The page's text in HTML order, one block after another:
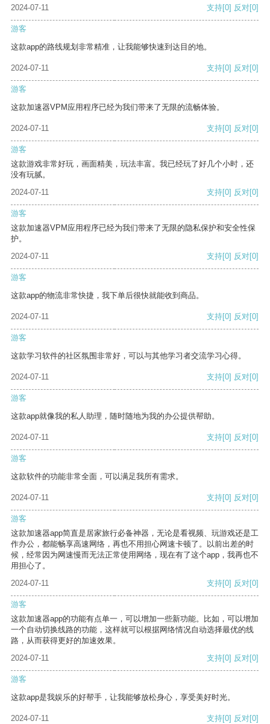
2024-07-11 支持[0] 反对[0]
游客
这款app的路线规划非常精准，让我能够快速到达目的地。
2024-07-11 支持[0] 反对[0]
游客
这款加速器VPM应用程序已经为我们带来了无限的流畅体验。
2024-07-11 支持[0] 反对[0]
游客
这款游戏非常好玩，画面精美，玩法丰富。我已经玩了好几个小时，还
没有玩腻。
2024-07-11
支持[0] 反对[0]
游客
这款加速器VPM应用程序已经为我们带来了无限的隐私保护和安全性保
护。
2024-07-11
支持[0] 反对[0]
游客
这款app的物流非常快捷，我下单后很快就能收到商品。
2024-07-11 支持[0] 反对[0]
游客
这款学习软件的社区氛围非常好，可以与其他学习者交流学习心得。
2024-07-11 支持[0] 反对[0]
游客
这款app就像我的私人助理，随时随地为我的办公提供帮助。
2024-07-11 支持[0] 反对[0]
游客
这款软件的功能非常全面，可以满足我所有需求。
2024-07-11 支持[0] 反对[0]
游客
这款加速器app简直是居家旅行必备神器，无论是看视频、玩游戏还是工
作办公，都能畅享高速网络，再也不用担心网速卡顿了。以前出差的时
候，经常因为网速慢而无法正常使用网络，现在有了这个app，我再也不
用担心了。
2024-07-11
支持[0] 反对[0]
游客
这款加速器app的功能有点单一，可以增加一些新功能。比如，可以增加
一个自动切换线路的功能，这样就可以根据网络情况自动选择最优的线
路，从而获得更好的加速效果。
2024-07-11
支持[0] 反对[0]
游客
这款app是我娱乐的好帮手，让我能够放松身心，享受美好时光。
2024-07-11 支持[0] 反对[0]